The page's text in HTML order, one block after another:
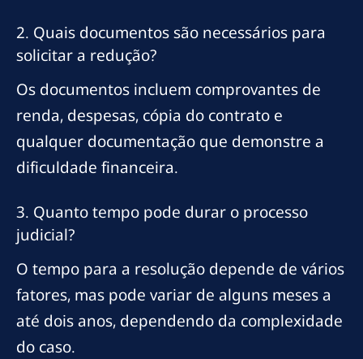
2. Quais documentos são necessários para
solicitar a redução?
Os documentos incluem comprovantes de
renda, despesas, cópia do contrato e
qualquer documentação que demonstre a
dificuldade financeira.
3. Quanto tempo pode durar o processo
judicial?
O tempo para a resolução depende de vários
fatores, mas pode variar de alguns meses a
até dois anos, dependendo da complexidade
do caso.